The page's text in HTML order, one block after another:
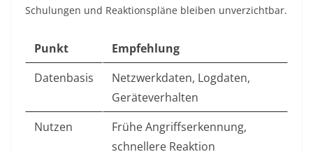
Schulungen und Reaktionspläne bleiben unverzichtbar.
Punkt
Empfehlung
Datenbasis
Netzwerkdaten, Logdaten,
Geräteverhalten
Nutzen
Frühe Angriffserkennung,
schnellere Reaktion